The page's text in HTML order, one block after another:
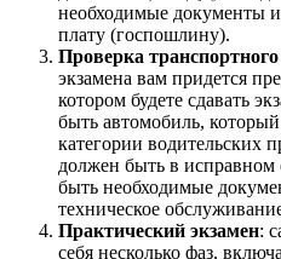
необходимые документы
плату (госпошлину).
Проверка транспортного
экзамена вам придется
котором будете сдавать
быть автомобиль,
категории водительских
должен быть в
быть необходимые
техническое
Практический экзамен:
себя несколько фаз,